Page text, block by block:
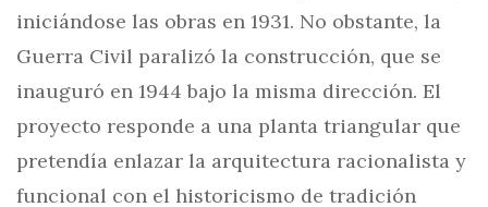
iniciándose las obras en 1931. No obstante, la
Guerra Civil paralizó la construcción, que se
inauguró en 1944 bajo la misma dirección. El
proyecto responde a una planta triangular que
pretendía enlazar la arquitectura racionalista y
funcional con el historicismo de tradición